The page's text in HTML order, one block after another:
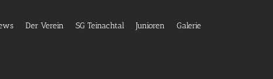
Der Verein SG Teinachtal Junioren Galerie